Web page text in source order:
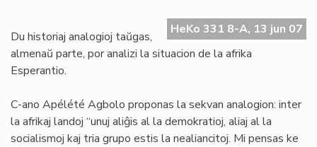
HeKo 331 8-A, 13 jun 07
Du historiaj analogioj taŭgas,
almenaŭ parte, por analizi la situacion de la afrika
Esperantio.
C-ano Apélété Agbolo proponas la sekvan analogion: inter
la afrikaj landoj “unuj aliĝis al la demokratioj, aliaj al la
socialismoj kaj tria grupo estis la nealiancitoj. Mi pensas ke